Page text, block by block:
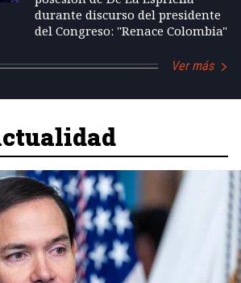
durante discurso del presidente
del Congreso: "Renace Colombia"
Ver más